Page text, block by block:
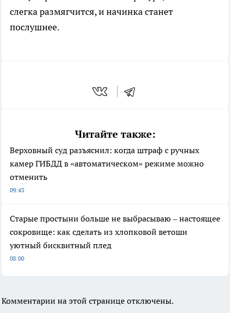
слегка размягчится, и начинка станет
послушнее.
Читайте также:
Верховный суд разъяснил: когда штраф с ручных
камер ГИБДД в «автоматическом» режиме можно
отменить
09:43
Старые простыни больше не выбрасываю – настоящее
сокровище: как сделать из хлопковой ветоши
уютный бисквитный плед
08:00
Комментарии на этой странице отключены.